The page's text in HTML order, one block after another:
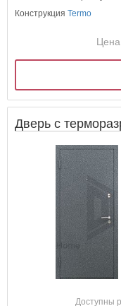
КонструкцияTermo
Цена
Дверь с
Доступны